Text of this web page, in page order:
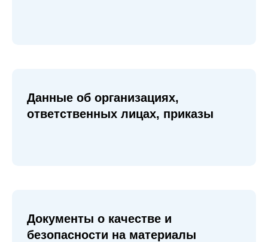
Данные об организациях,
ответственных лицах, приказы
Документы о качестве и
безопасности на материалы